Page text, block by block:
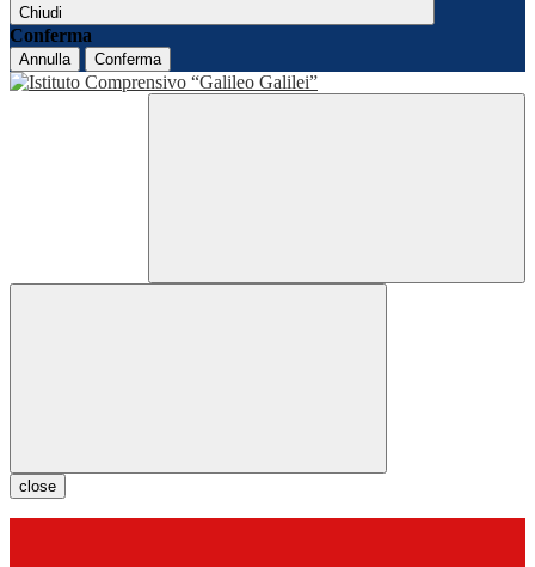
Chiudi
Conferma
Annulla Conferma
close